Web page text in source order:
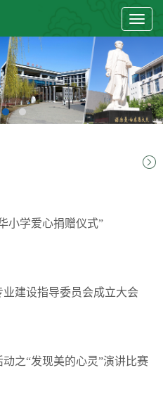
Toggle
小学爱心捐赠仪式”
建设指导委员会成立大会
之“发现美的心灵”演讲比赛